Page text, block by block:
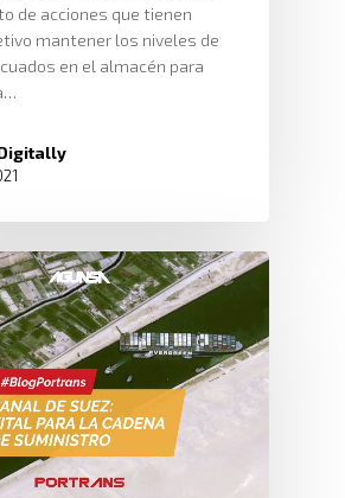
de acciones que tienen
mantener los niveles de
en el almacén para
Certificaciones
Almacenamiento Y
Integral
Acondicionamiento De
Depósito Comercial
Servicio Aduanal
Logística Automotriz
Centros De
Distribución
Políticas De Seguridad
Proveedores
Facturación
Webmail
Plataforma RRHH
Trabaja Con
Nosotros
Blog